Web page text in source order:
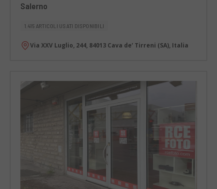
Salerno
1.415 ARTICOLI USATI DISPONIBILI
Via XXV Luglio, 244, 84013 Cava de’ Tirreni (SA), Italia